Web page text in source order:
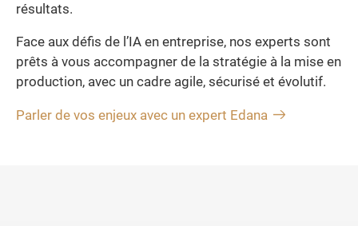
résultats.
Face aux défis de l’IA en entreprise, nos experts sont
prêts à vous accompagner de la stratégie à la mise en
production, avec un cadre agile, sécurisé et évolutif.
Parler de vos enjeux avec un expert Edana